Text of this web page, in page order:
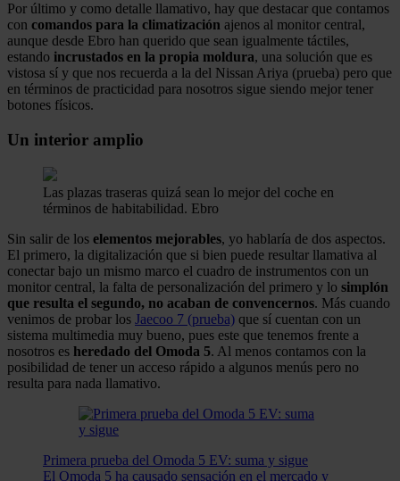
Por último y como detalle llamativo, hay que destacar que contamos
con comandos para la climatización ajenos al monitor central,
aunque desde Ebro han querido que sean igualmente táctiles,
estando incrustados en la propia moldura, una solución que es
vistosa sí y que nos recuerda a la del Nissan Ariya (prueba) pero que
en términos de practicidad para nosotros sigue siendo mejor tener
botones físicos.
Un interior amplio
Las plazas traseras quizá sean lo mejor del coche en
términos de habitabilidad. Ebro
Sin salir de los elementos mejorables, yo hablaría de dos aspectos.
El primero, la digitalización que si bien puede resultar llamativa al
conectar bajo un mismo marco el cuadro de instrumentos con un
monitor central, la falta de personalización del primero y lo simplón
que resulta el segundo, no acaban de convencernos. Más cuando
venimos de probar los Jaecoo 7 (prueba) que sí cuentan con un
sistema multimedia muy bueno, pues este que tenemos frente a
nosotros es heredado del Omoda 5. Al menos contamos con la
posibilidad de tener un acceso rápido a algunos menús pero no
resulta para nada llamativo.
Primera prueba del Omoda 5 EV: suma y sigue
El Omoda 5 ha causado sensación en el mercado y